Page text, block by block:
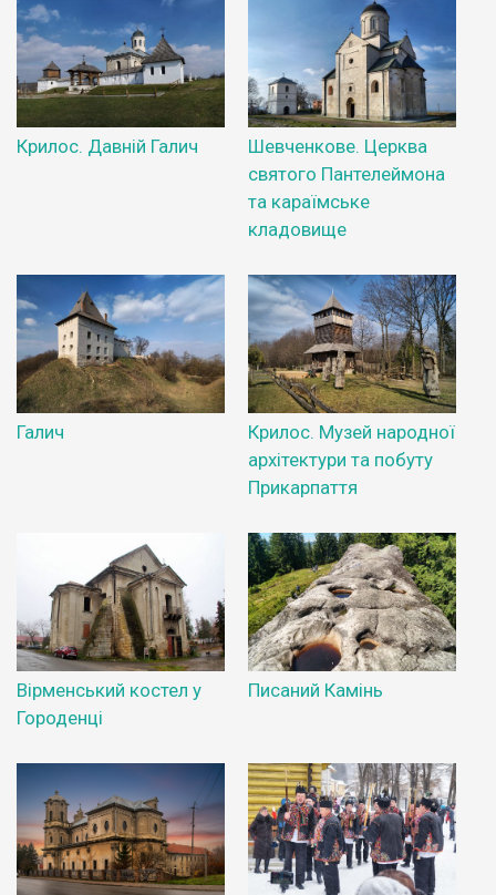
Крилос. Давній Галич
Шевченкове. Церква
святого Пантелеймона
та караїмське
кладовище
Галич
Крилос. Музей народної
архітектури та побуту
Прикарпаття
Вірменський костел у
Городенці
Писаний Камінь